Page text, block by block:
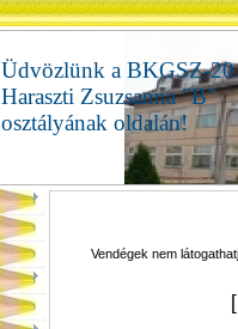
Üdvözlünk a BKGSZ-
Haraszti Zsuzsanna "B"
osztályának oldalán!
Vendégek nem